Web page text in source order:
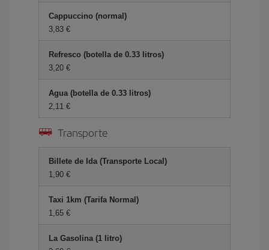
Cappuccino (normal)
3,83 €
Refresco (botella de 0.33 litros)
3,20 €
Agua (botella de 0.33 litros)
2,11 €
Transporte
Billete de Ida (Transporte Local)
1,90 €
Taxi 1km (Tarifa Normal)
1,65 €
La Gasolina (1 litro)